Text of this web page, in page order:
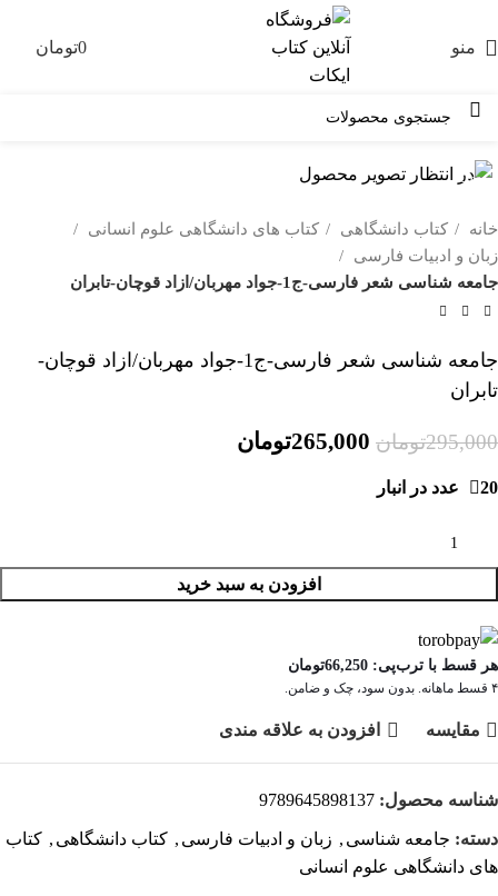
منو 0تومان
-10%
خانه کتاب دانشگاهی
کتاب های دانشگاهی علوم انسانی
زبان و ادبیات فارسی
جامعه شناسی شعر فارسی-ج1-جواد مهربان/ازاد قوچان-تابران
جامعه شناسی شعر فارسی-ج1-جواد مهربان/ازاد قوچان-
تابران
295,000تومان 265,000تومان
20 عدد در انبار
افزودن به سبد خرید
هر قسط با ترب‌پی: 66,250تومان
۴ قسط ماهانه. بدون سود، چک و ضامن.
مقايسه افزودن به علاقه مندی
شناسه محصول: 9789645898137
دسته: جامعه شناسی , زبان و ادبیات فارسی , کتاب دانشگاهی , کتاب
های دانشگاهی علوم انسانی